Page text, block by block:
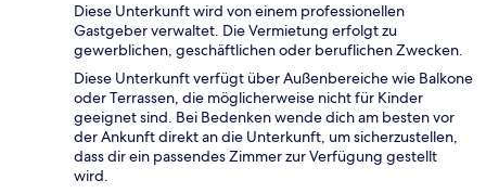
Diese Unterkunft wird von einem professionellen
Gastgeber verwaltet. Die Vermietung erfolgt zu
gewerblichen, geschäftlichen oder beruflichen Zwecken.
Diese Unterkunft verfügt über Außenbereiche wie Balkone
oder Terrassen, die möglicherweise nicht für Kinder
geeignet sind. Bei Bedenken wende dich am besten vor
der Ankunft direkt an die Unterkunft, um sicherzustellen,
dass dir ein passendes Zimmer zur Verfügung gestellt
wird.